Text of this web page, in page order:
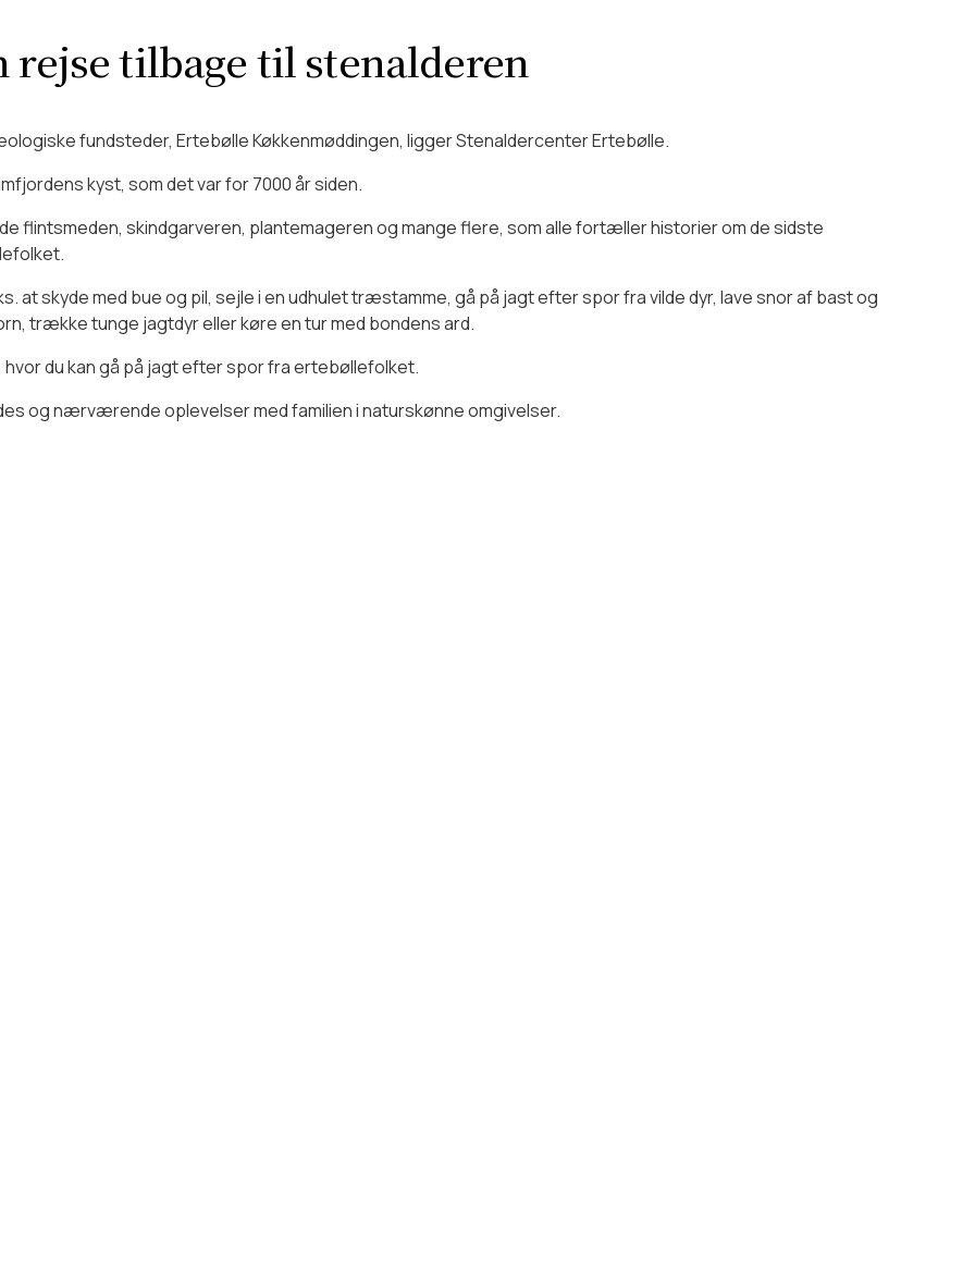
for handicappede/gangbesværede?
– blot de er i snor. Der forefindes vandskål, og vi har 1 gratis hundepose til din hunds
rejse tilbage til stenalderen
fundsteder, Ertebølle Køkkenmøddingen, ligger Stenaldercenter Ertebølle.
kyst, som det var for 7000 år siden.
flintsmeden, skindgarveren, plantemageren og mange flere, som alle fortæller historier om de sidste
at skyde med bue og pil, sejle i en udhulet træstamme, gå på jagt efter spor fra vilde dyr, lave snor af bast og
trække tunge jagtdyr eller køre en tur med bondens ard.
du kan gå på jagt efter spor fra ertebøllefolket.
og nærværende oplevelser med familien i naturskønne omgivelser.